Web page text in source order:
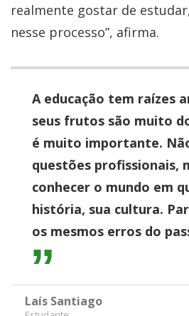
realmente gostar de
nesse processo”, afirma.
A educação tem raízes
seus frutos são muito
é muito importante.
questões profissionais,
conhecer o mundo em
história, sua cultura.
os mesmos erros do
Laís Santiago